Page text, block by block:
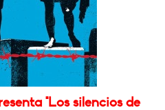
"Los silencios de